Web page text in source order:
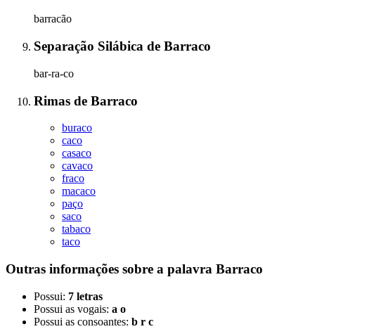
barracão
Separação Silábica de Barraco
bar-ra-co
Rimas de Barraco
buraco
caco
casaco
cavaco
fraco
macaco
paço
saco
tabaco
taco
Outras informações sobre a palavra Barraco
Possui: 7 letras
Possui as vogais: a o
Possui as consoantes: b r c